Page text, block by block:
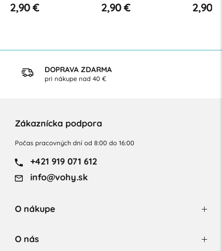
2,90 € 2,90 € 2,90 €
DOPRAVA ZDARMA
pri nákupe nad 40 €
Zákaznícka podpora
Počas pracovných dní od 8:00 do 16:00
+421 919 071 612
info@vohy.sk
O nákupe
O nás